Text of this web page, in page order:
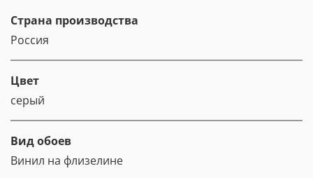
Страна производства
Россия
Цвет
серый
Вид обоев
Винил на флизелине